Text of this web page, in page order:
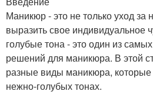
Маникюр - это не только уход за
выразить свое индивидуальное
голубые тона - это один из
решений для маникюра. В этой
разные виды маникюра,
нежно-голубых тонах.